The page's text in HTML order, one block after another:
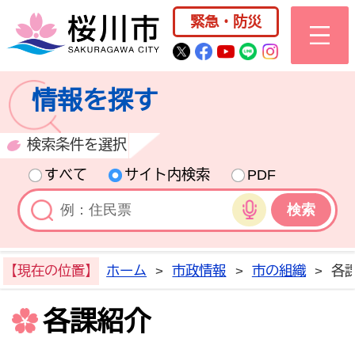
桜川市公式ホー
緊急・防災
桜川市公式Twitter
桜川市公式
桜川市公式
桜川市公式
情報を探す
検索条件を選択
すべて
サイト内検索
PDF
音声検索
【現在の位置】 ホーム > 市政情報 > 市の組織 > 各
各課紹介